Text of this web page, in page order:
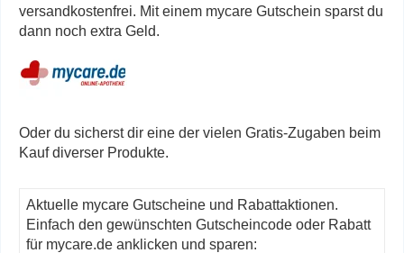
versandkostenfrei. Mit einem mycare Gutschein sparst du
dann noch extra Geld.
Oder du sicherst dir eine der vielen Gratis-Zugaben beim
Kauf diverser Produkte.
Aktuelle mycare Gutscheine und Rabattaktionen.
Einfach den gewünschten Gutscheincode oder Rabatt
für mycare.de anklicken und sparen: